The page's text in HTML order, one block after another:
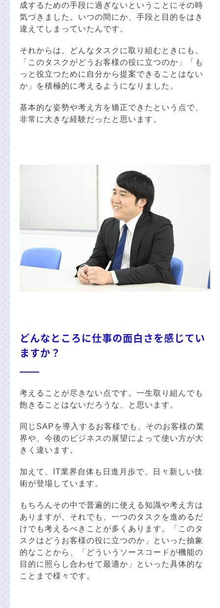
成するための手段に過ぎないということにその時
気づきました。いつの間にか、手段と目的をはき
違えてしまっていたんです。
それからは、どんなタスクに取り組むときにも、
「このタスクがどうお客様の役に立つのか」「も
っと役立つために自分から提案できることはない
か」を積極的に考えるようになりました。
基本的な姿勢や考え方を矯正できたという点で、
非常に大きな経験だったと思います。
どんなところに仕事の面白さを感じてい
ますか？
考えることが尽きない点です。一生取り組んでも
飽きることはないだろうな、と思います。
同じSAPを導入するお客様でも、そのお客様の業
界や、今後のビジネスの展望によって使い方が大
きく違います。
加えて、IT業界自体も日進月歩で、日々新しい技
術が登場しています。
もちろんその中で普遍的に使える知識や考え方は
ありますが、それでも、一つのタスクを進めるだ
けでも考えるべきことが多くあります。「このタ
スクはどうお客様の役に立つのか」といった抽象
的なことから、「どういうソースコードが機能の
目的に照らし合わせて最適か」といった具体的な
ことまで様々です。